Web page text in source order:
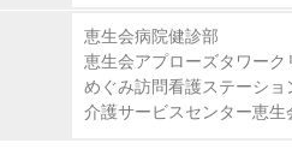
恵生会病院健診部
恵生会アプローズタワーク
めぐみ訪問看護ステーショ
介護サービスセンター恵生